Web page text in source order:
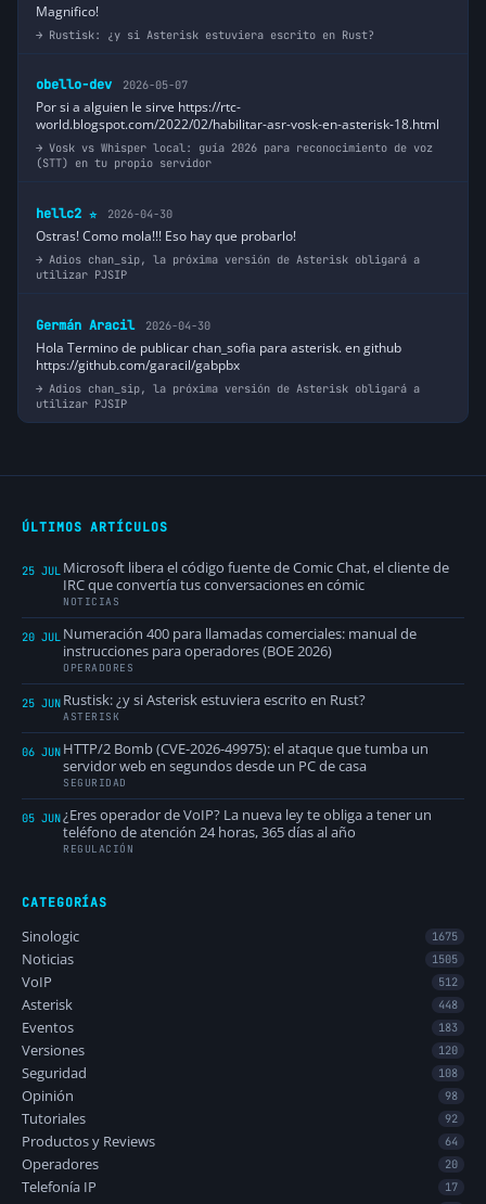
Magnifico!
Rustisk: ¿y si Asterisk estuviera escrito en Rust?
obello-dev 2026-05-07
Por si a alguien le sirve https://rtc-
world.blogspot.com/2022/02/habilitar-asr-vosk-en-asterisk-18.html
Vosk vs Whisper local: guía 2026 para reconocimiento de voz
(STT) en tu propio servidor
hellc2 ⭐ 2026-04-30
Ostras! Como mola!!! Eso hay que probarlo!
Adios chan_sip, la próxima versión de Asterisk obligará a
utilizar PJSIP
Germán Aracil 2026-04-30
Hola Termino de publicar chan_sofia para asterisk. en github
https://github.com/garacil/gabpbx
Adios chan_sip, la próxima versión de Asterisk obligará a
utilizar PJSIP
ÚLTIMOS ARTÍCULOS
25 JUL Microsoft libera el código fuente de Comic Chat, el cliente de
IRC que convertía tus conversaciones en cómic
NOTICIAS
20 JUL Numeración 400 para llamadas comerciales: manual de
instrucciones para operadores (BOE 2026)
OPERADORES
25 JUN Rustisk: ¿y si Asterisk estuviera escrito en Rust?
ASTERISK
06 JUN HTTP/2 Bomb (CVE-2026-49975): el ataque que tumba un
servidor web en segundos desde un PC de casa
SEGURIDAD
05 JUN¿Eres operador de VoIP? La nueva ley te obliga a tener un
teléfono de atención 24 horas, 365 días al año
REGULACIÓN
CATEGORÍAS
Sinologic 1675
Noticias 1505
VoIP 512
Asterisk 448
Eventos 183
Versiones 120
Seguridad 108
Opinión 98
Tutoriales 92
Productos y Reviews 64
Operadores 20
Telefonía IP 17